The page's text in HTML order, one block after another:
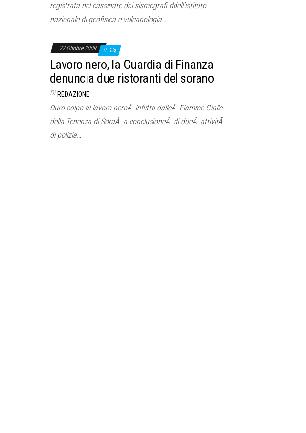
registrata nel cassinate dai sismografi ddell’istituto
nazionale di geofisica e vulcanologia…
22 Ottobre 2009 0
Lavoro nero, la Guardia di Finanza
denuncia due ristoranti del sorano
Di REDAZIONE
Duro colpo al lavoro neroÂ inflitto dalleÂ Fiamme Gialle
della Tenenza di SoraÂ a conclusioneÂ di dueÂ attivitÃ
di polizia…